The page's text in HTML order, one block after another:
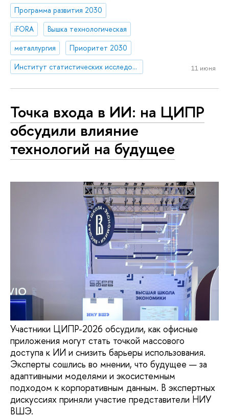
Программа развития 2030
iFORA
Вышка технологическая
металлургия
Приоритет 2030
Институт статистических исследований и экономики знаний
11 июня
Точка входа в ИИ: на ЦИПР
обсудили влияние
технологий на будущее
Участники ЦИПР-2026 обсудили, как офисные
приложения могут стать точкой массового
доступа к ИИ и снизить барьеры использования.
Эксперты сошлись во мнении, что будущее — за
адаптивными моделями и экосистемным
подходом к корпоративным данным. В экспертных
дискуссиях приняли участие представители НИУ
ВШЭ.